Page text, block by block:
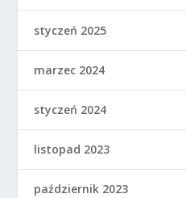
styczeń 2025
marzec 2024
styczeń 2024
listopad 2023
październik 2023